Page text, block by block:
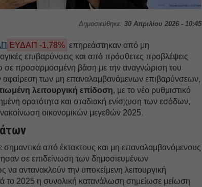
Δημοσιεύθηκε: 30 Απριλίου 2026 - 10:45
ΕΥΔΑΠ -1,78% επηρεάστηκαν από μη
επιβαρύνσεις και από πρόσθετες προβλέψεις
σε προσαρμοσμένη βάση με την αναγνώριση του
αφαίρεση των μη επαναλαμβανόμενων επιβαρύνσεων,
λειτουργική επίδοση, με το νέο ρυθμιστικό
ορατότητα και σταδιακή ενίσχυση των εσόδων,
οικονομικών μεγεθών 2025.
από έκτακτους και μη επαναλαμβανόμενους
σε επιδείνωση των δημοσιευμένων
αντανακλούν την υποκείμενη λειτουργική
το 2025 η συνολική κατανάλωση σημείωσε μείωση